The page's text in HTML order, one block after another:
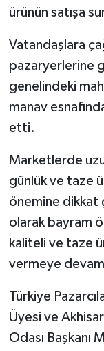
ürünün satışa
Vatandaşlara
pazaryerlerine
genelindeki
manav
etti.
Marketlerde
günlük ve taze
önemine dikkat
olarak bayram
kaliteli ve taze
vermeye
Türkiye
Üyesi ve
Odası Başkanı